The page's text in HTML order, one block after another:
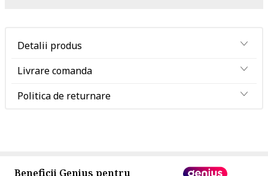
Detalii produs
Livrare comanda
Politica de returnare
Beneficii Genius pentru